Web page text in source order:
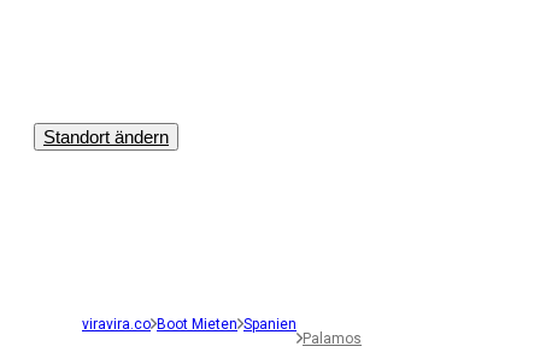
Standort ändern
viravira.co Boot Mieten Spanien
Palamos